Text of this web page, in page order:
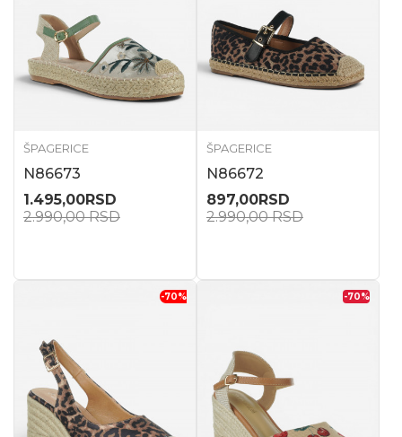
ŠPAGERICE
N86673
1.495,00RSD
2.990,00RSD
ŠPAGERICE
N86672
897,00RSD
2.990,00RSD
-70% -70%